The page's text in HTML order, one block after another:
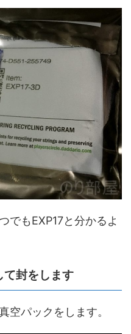
でもEXP17と分かるよ
て封をします
空パックをします。